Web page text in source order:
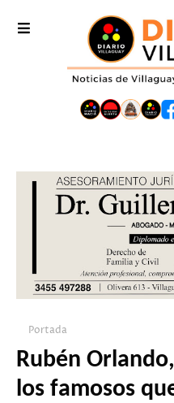
Portada
Rubén
los famosos